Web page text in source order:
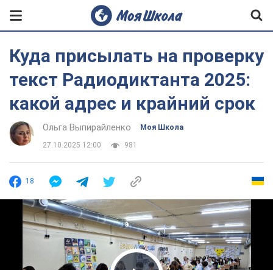
Куда присылать на проверку
текст Радиодиктанта 2025:
какой адрес и крайний срок
Ольга Выпирайленко Моя Школа
27.10.2025 12:00 981
18